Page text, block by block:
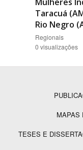
Taracuá
Rio Negro
Regionais
0 visualizações
RodapéMAPAS
TESES E